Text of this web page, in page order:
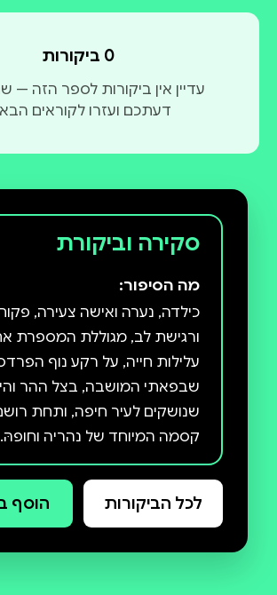
0 ביקורות
עדיין אין ביקורות לספר הזה —
דעתכם ועזרו לקוראים
סקירה וביקורת
מה הסיפור:
כילדה, נערה ואישה צעירה,
ורגישת לב, מגוללת המספרת
עלילות חייה, על רקע נוף
שבפאתי המושבה, בצל ההר
שנושקים לעיר חיפה, ותחת
לאורך הסיפורים משתקפת
ישראל הצעירה. החל מימי
השחרור שמזמנת לילדה את
לכל הביקורות הוסף